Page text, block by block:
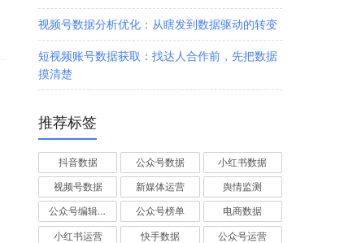
视频号数据分析优化：从瞎发到数据驱动的转变
短视频账号数据获取：找达人合作前，先把数据
摸清楚
推荐标签
抖音数据 公众号数据 小红书数据
视频号数据 新媒体运营 舆情监测
公众号编辑器 公众号榜单 电商数据
小红书运营 快手数据 公众号运营